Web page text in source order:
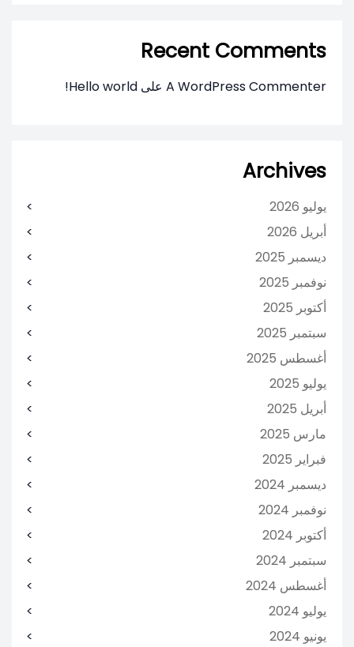
Recent Comments
A WordPress Commenter على Hello world!
Archives
يوليو 2026
أبريل 2026
ديسمبر 2025
نوفمبر 2025
أكتوبر 2025
سبتمبر 2025
أغسطس 2025
يوليو 2025
أبريل 2025
مارس 2025
فبراير 2025
ديسمبر 2024
نوفمبر 2024
أكتوبر 2024
سبتمبر 2024
أغسطس 2024
يوليو 2024
يونيو 2024